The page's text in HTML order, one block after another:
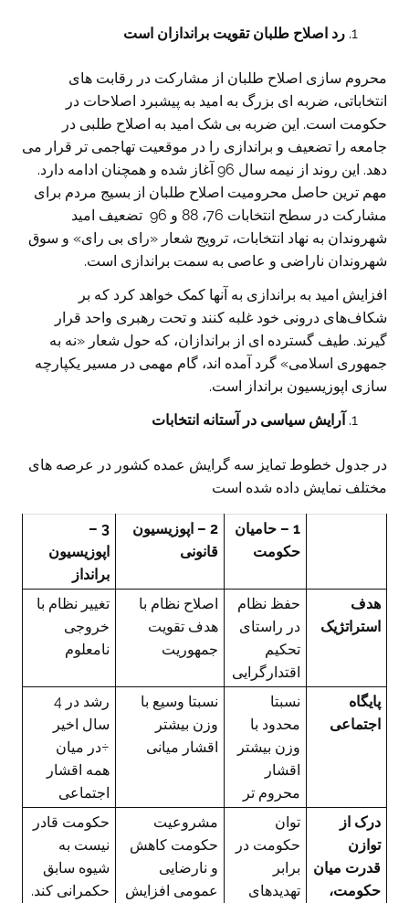
رد اصلاح طلبان تقویت براندازان است
محروم سازی اصلاح طلبان از مشارکت در رقابت های
انتخاباتی، ضربه ای بزرگ به امید به پیشبرد اصلاحات در
حکومت است. این ضربه بی شک امید به اصلاح طلبی در
جامعه را تضعیف و براندازی را در موقعیت تهاجمی تر قرار می
دهد. این روند از نیمه سال 96 آغاز شده و همچنان ادامه دارد.
مهم ترین حاصل محرومیت اصلاح طلبان از بسیج مردم برای
مشارکت در سطح انتخابات 76، 88 و 96 تضعیف امید
شهروندان به نهاد انتخابات، ترویج شعار «رای بی رای» و سوق
شهروندان ناراضی و عاصی به سمت براندازی است.
افزایش امید به براندازی به آنها کمک خواهد کرد که بر
شکاف‌های درونی خود غلبه کنند و تحت رهبری واحد قرار
گیرند. طیف گسترده ای از براندازان، که حول شعار «نه به
جمهوری اسلامی» گرد آمده اند، گام مهمی در مسیر یکپارچه
سازی اپوزیسیون برانداز است.
آرایش سیاسی در آستانه انتخابات
در جدول خطوط تمایز سه گرایش عمده کشور در عرصه های
مختلف نمایش داده شده است
1 – حامیان
حکومت
2 – اپوزیسیون
قانونی
3 –
اپوزیسیون
برانداز
هدف
استراتژیک
حفظ نظام
در راستای
تحکیم
اقتدارگرایی
اصلاح نظام با
هدف تقویت
جمهوریت
تغییر نظام با
خروجی
نامعلوم
پایگاه
اجتماعی
نسبتا
محدود با
وزن بیشتر
اقشار
محروم تر
نسبتا وسیع با
وزن بیشتر
اقشار میانی
رشد در 4
سال اخیر
÷در میان
همه اقشار
اجتماعی
درک از
توازن
قدرت میان
حکومت،
توان
حکومت در
برابر
تهدیدهای
مشروعیت
حکومت کاهش
و نارضایی
عمومی افزایش
حکومت قادر
نیست به
شیوه سابق
حکمرانی کند.